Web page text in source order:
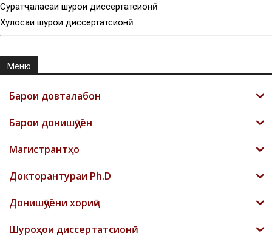
Суратҷаласаи шурои диссертатсионӣ
Хулосаи шурои диссертатсионӣ
Меню
Барои довталабон
Барои донишҷӯён
Магистрантҳо
Докторантураи Ph.D
Донишҷӯёни хориҷӣ
Шyроҳои диссертатсионӣ